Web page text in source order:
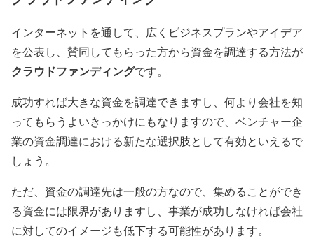
インターネットを通して、広くビジネスプランやアイデア
を公表し、 賛同してもらった方から資金を調達する方法が
クラウドファンディングです。
成功すれば大きな資金を調達できますし、何より会社を知
ってもらうよいきっかけにもなりますので、ベンチャー企
業の資金調達における新たな選択肢として有効といえるで
しょう。
ただ、資金の調達先は一般の方なので、集めることができ
る資金には限界がありますし、事業が成功しなければ会社
に対してのイメージも低下する可能性があります。